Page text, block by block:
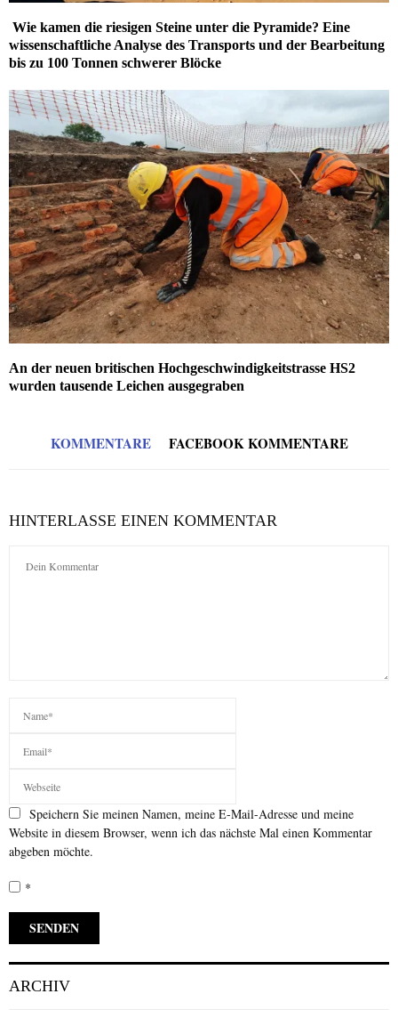
Wie kamen die riesigen Steine unter die Pyramide? Eine
wissenschaftliche Analyse des Transports und der Bearbeitung
bis zu 100 Tonnen schwerer Blöcke
An der neuen britischen Hochgeschwindigkeitstrasse HS2
wurden tausende Leichen ausgegraben
KOMMENTARE FACEBOOK KOMMENTARE
HINTERLASSE EINEN KOMMENTAR
Speichern Sie meinen Namen, meine E-Mail-Adresse und meine
Website in diesem Browser, wenn ich das nächste Mal einen Kommentar
abgeben möchte.
*
ARCHIV